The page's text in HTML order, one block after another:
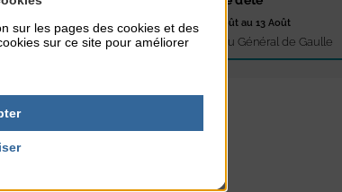
du 13 Août au 13 Août
Place du Général de Gaulle
sur les pages des cookies et des
sur ce site pour améliorer